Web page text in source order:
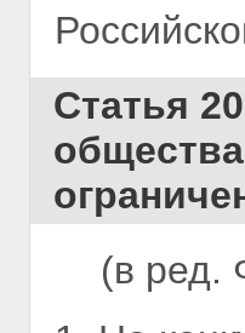
Статья
(в ред.